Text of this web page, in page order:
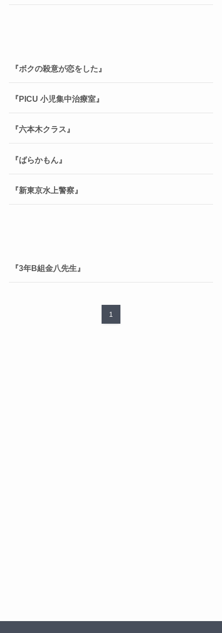
『ボクの殺意が恋をした』
『PICU 小児集中治療室』
『六本木クラス』
『ばらかもん』
『新東京水上警察』
『3年B組金八先生』
1